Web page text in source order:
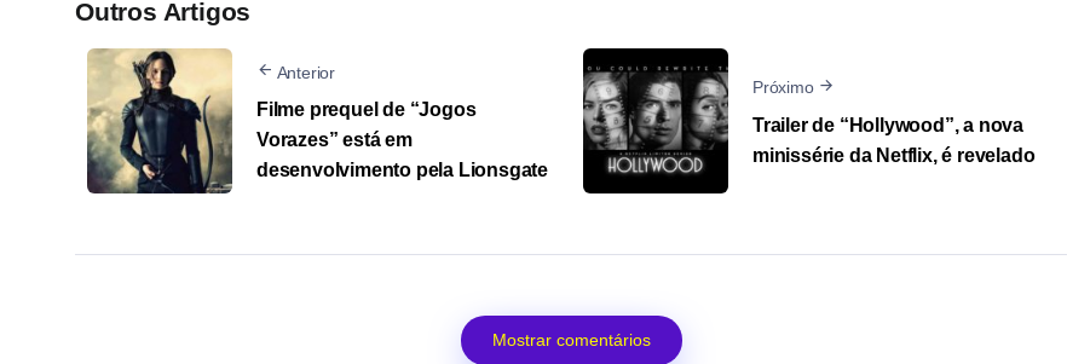
Outros Artigos
Anterior
Filme prequel de “Jogos
Vorazes” está em
desenvolvimento pela Lionsgate
Próximo
Trailer de “Hollywood”, a nova
minissérie da Netflix, é revelado
Mostrar comentários